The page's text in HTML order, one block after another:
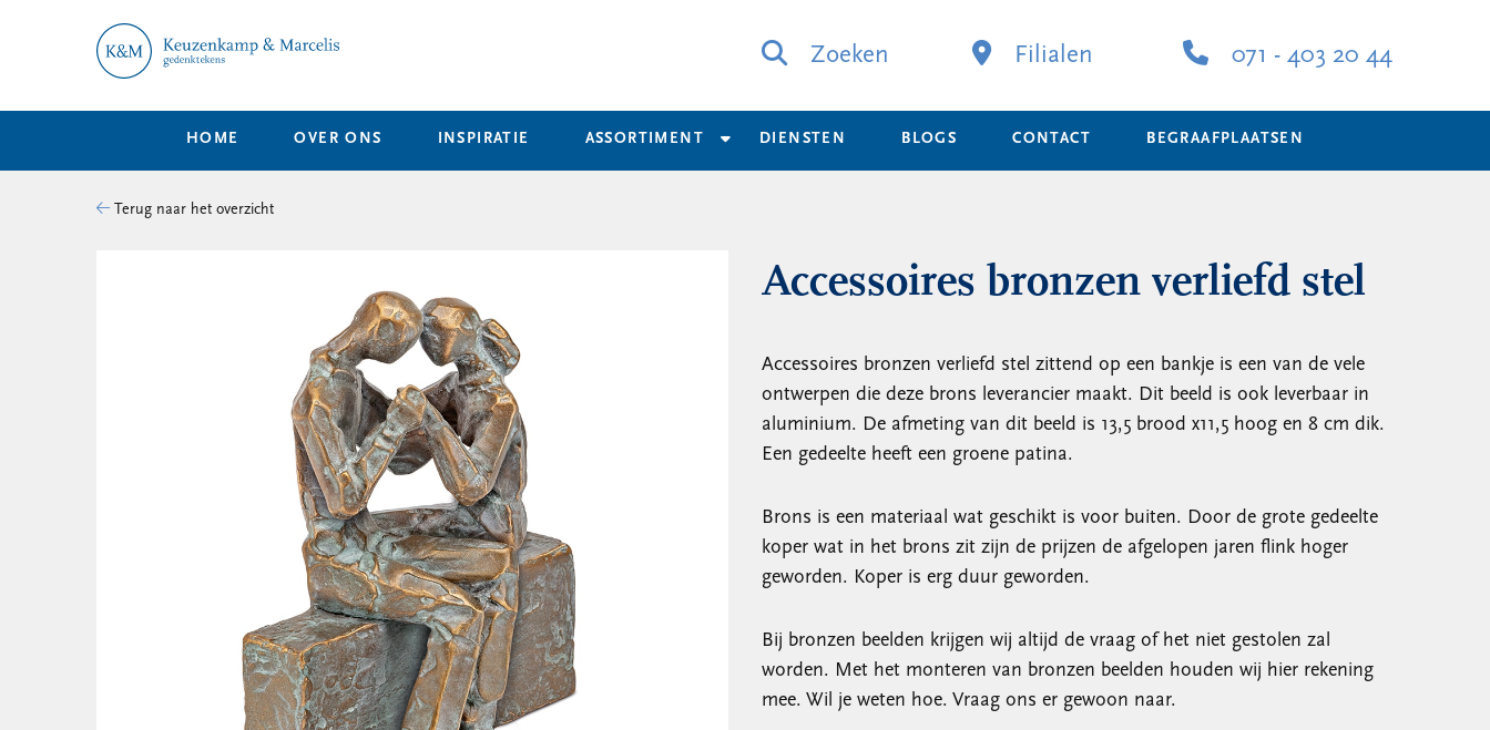
Zoeken Filialen 071 - 403 20 44
HOME OVER ONS INSPIRATIE ASSORTIMENT DIENSTEN BLOGS CONTACT BEGRAAFPLAATSEN
Terug naar het overzicht
Accessoires bronzen verliefd stel
Accessoires bronzen verliefd stel zittend op een bankje is een van de vele
ontwerpen die deze brons leverancier maakt. Dit beeld is ook leverbaar in
aluminium. De afmeting van dit beeld is 13,5 brood x11,5 hoog en 8 cm dik.
Een gedeelte heeft een groene patina.
Brons is een materiaal wat geschikt is voor buiten. Door de grote gedeelte
koper wat in het brons zit zijn de prijzen de afgelopen jaren flink hoger
geworden. Koper is erg duur geworden.
Bij bronzen beelden krijgen wij altijd de vraag of het niet gestolen zal
worden. Met het monteren van bronzen beelden houden wij hier rekening
mee. Wil je weten hoe. Vraag ons er gewoon naar.